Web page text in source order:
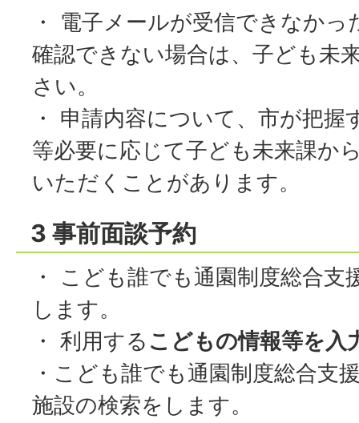
・ 電子メールが受信できなか
確認できない場合は、子ども未
さい。
・ 申請内容について、市が把
等必要に応じて子ども未来課か
いただくことがあります。
3 事前面談予約
・ こども誰でも通園制度総合
します。
・ 利用する こどもの情報等を入
・こども誰でも通園制度総合支
施設の検索をします。